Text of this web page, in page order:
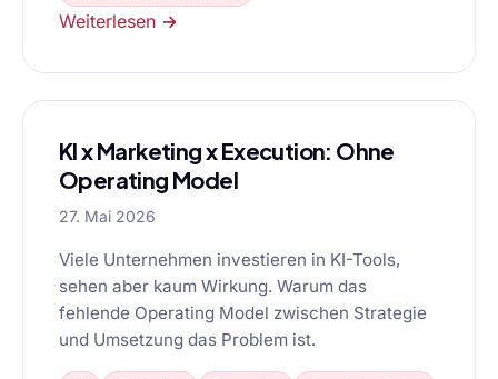
Weiterlesen →
KI x Marketing x Execution: Ohne
Operating Model
27. Mai 2026
Viele Unternehmen investieren in KI-Tools,
sehen aber kaum Wirkung. Warum das
fehlende Operating Model zwischen Strategie
und Umsetzung das Problem ist.